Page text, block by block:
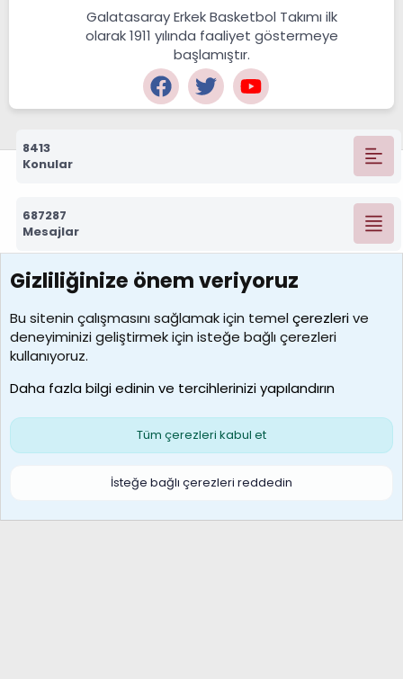
Galatasaray Erkek Basketbol Takımı ilk
olarak 1911 yılında faaliyet göstermeye
başlamıştır.
8413
Konular
687287
Mesajlar
7389
Kullanıcılar
idriskaancelik
Son üye
Çerezler
S
Gizliliğinize önem veriyoruz
Bu sitenin çalışmasını sağlamak için temelçerezlerive
deneyiminizi geliştirmek için isteğe bağlı çerezleri
kullanıyoruz.
Daha fazla bilgi edinin ve tercihlerinizi yapılandırın
Tüm çerezleri kabul et
İsteğe bağlı çerezleri reddedin